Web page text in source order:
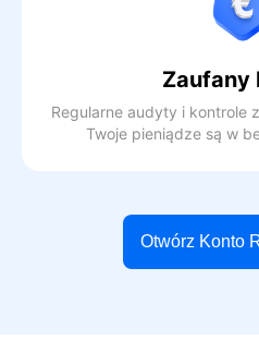
Zaufany
Regularne audyty i kontrole
Twoje pieniądze są w
Otwórz Konto